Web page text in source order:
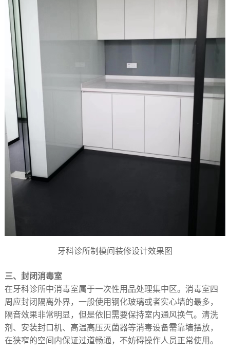
牙科诊所制模间装修设计效果图
三、封闭消毒室
在牙科诊所中消毒室属于一次性用品处理集中区。消毒室四
周应封闭隔离外界，一般使用钢化玻璃或者实心墙的最多，
隔音效果非常明显，但是依旧需要保持室内通风换气。清洗
剂、安装封口机、高温高压灭菌器等消毒设备需靠墙摆放，
在狭窄的空间内保证过道畅通，不妨碍操作人员正常使用。